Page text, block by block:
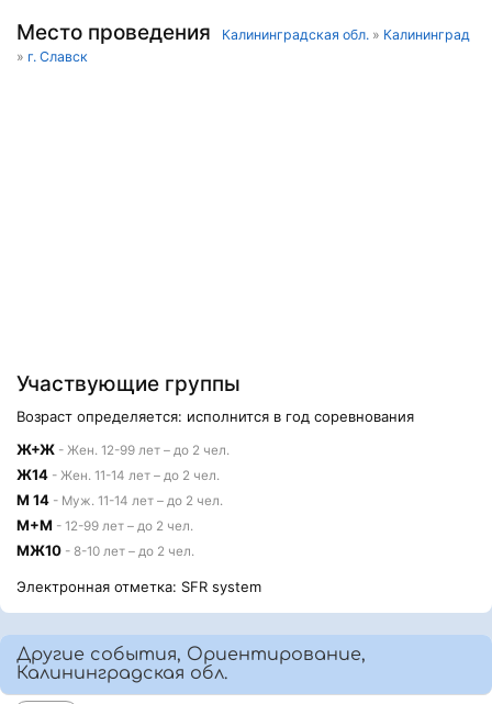
Место проведения Калининградская обл. » Калининград
» г. Славск
Участвующие группы
Возраст определяется: исполнится в год соревнования
Ж+Ж - Жен. 12-99 лет – до 2 чел.
Ж14 - Жен. 11-14 лет – до 2 чел.
М 14 - Муж. 11-14 лет – до 2 чел.
М+М - 12-99 лет – до 2 чел.
МЖ10 - 8-10 лет – до 2 чел.
Электронная отметка: SFR system
Другие события, Ориентирование,
Калининградская обл.